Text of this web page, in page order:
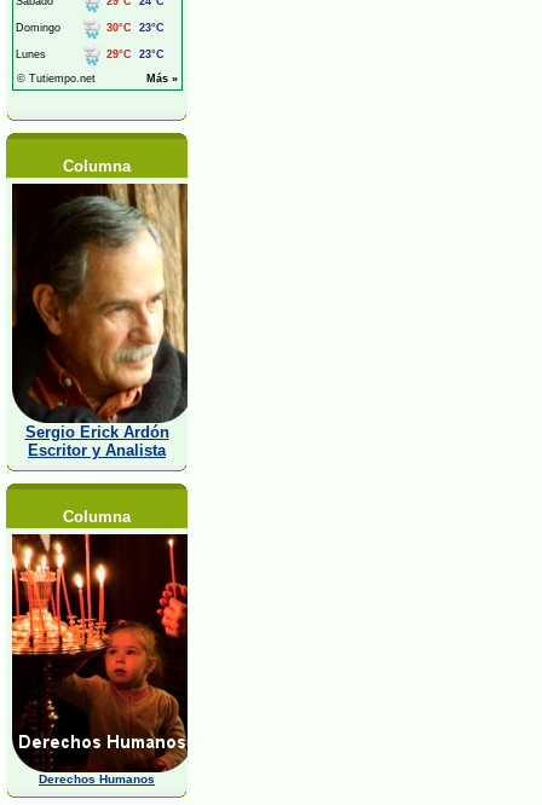
Columna
Sergio Erick Ardón
Escritor y Analista
Columna
Derechos Humanos